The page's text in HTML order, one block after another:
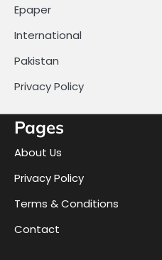
Epaper
International
Pakistan
Privacy Policy
Pages
About Us
Privacy Policy
Terms & Conditions
Contact